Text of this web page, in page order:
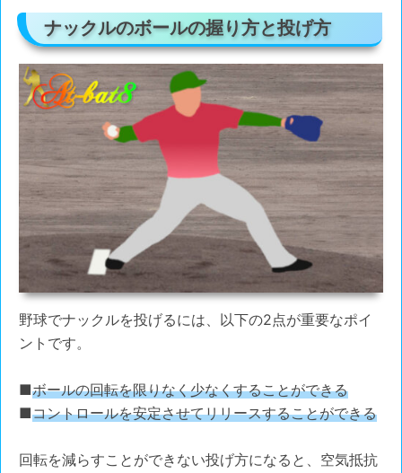
ナックルのボールの握り方と投げ方
野球でナックルを投げるには、以下の2点が重要なポイ
ントです。
■ボールの回転を限りなく少なくすることができる
■コントロールを安定させてリリースすることができる
回転を減らすことができない投げ方になると、空気抵抗